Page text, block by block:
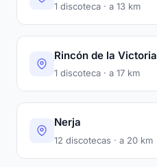
1 discoteca · a 13 km
Rincón de la Victoria
1 discoteca · a 17 km
Nerja
12 discotecas · a 20 km